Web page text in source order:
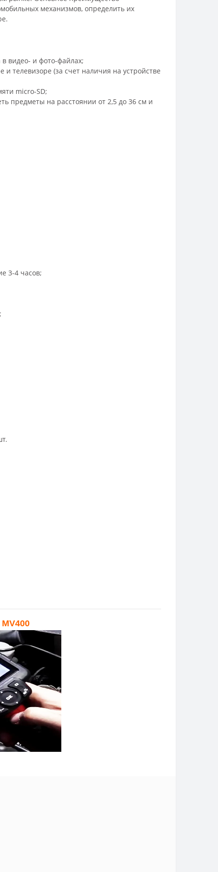
механизмов, определить их
видео- и фото-файлах;
телевизоре (за счет наличия на устройстве
micro-SD;
предметы на расстоянии от 2,5 до 36 см и
3-4 часов;